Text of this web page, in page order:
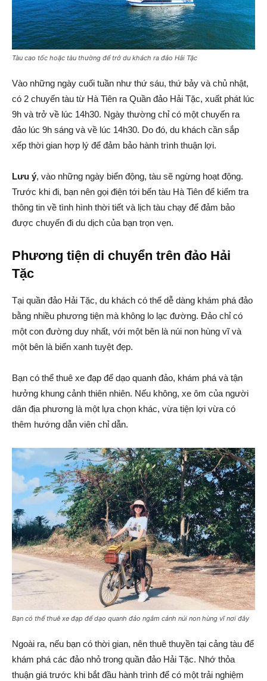
Tàu cao tốc hoặc tàu thường để trở du khách ra đảo Hải Tặc
Vào những ngày cuối tuần như thứ sáu, thứ bảy và chủ nhật,
có 2 chuyến tàu từ Hà Tiên ra Quần đảo Hải Tặc, xuất phát lúc
9h và trở về lúc 14h30. Ngày thường chỉ có một chuyến ra
đảo lúc 9h sáng và về lúc 14h30. Do đó, du khách cần sắp
xếp thời gian hợp lý để đảm bảo hành trình thuận lợi.
Lưu ý, vào những ngày biển động, tàu sẽ ngừng hoạt động.
Trước khi đi, bạn nên gọi điện tới bến tàu Hà Tiên để kiểm tra
thông tin về tình hình thời tiết và lịch tàu chạy để đảm bảo
được chuyến đi du dịch của bạn trọn vẹn.
Phương tiện di chuyển trên đảo Hải
Tặc
Tại quần đảo Hải Tặc, du khách có thể dễ dàng khám phá đảo
bằng nhiều phương tiện mà không lo lạc đường. Đảo chỉ có
một con đường duy nhất, với một bên là núi non hùng vĩ và
một bên là biển xanh tuyệt đẹp.
Bạn có thể thuê xe đạp để dạo quanh đảo, khám phá và tận
hưởng khung cảnh thiên nhiên. Nếu không, xe ôm của người
dân địa phương là một lựa chọn khác, vừa tiện lợi vừa có
thêm hướng dẫn viên chỉ dẫn.
Bạn có thể thuê xe đạp để dạo quanh đảo ngắm cảnh núi non hùng vĩ nơi đây
Ngoài ra, nếu bạn có thời gian, nên thuê thuyền tại cảng tàu để
khám phá các đảo nhỏ trong quần đảo Hải Tặc. Nhớ thỏa
thuận giá trước khi bắt đầu hành trình để có một trải nghiệm